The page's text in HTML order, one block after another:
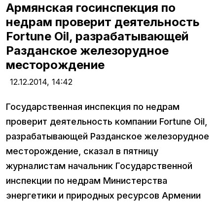
Армянская госинспекция по
недрам проверит деятельность
Fortune Oil, разрабатывающей
Разданское железорудное
месторождение
12.12.2014, 14:42
Государственная инспекция по недрам
проверит деятельность компании Fortune Oil,
разрабатывающей Разданское железорудное
месторождение, сказал в пятницу
журналистам начальник Государственной
инспекции по недрам Министерства
энергетики и природных ресурсов Армении